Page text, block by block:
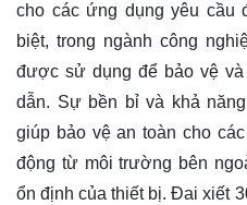
cho các ứng dụng yêu cầu
biệt, trong ngành công
được sử dụng để bảo vệ
dẫn. Sự bền bỉ và khả
giúp bảo vệ an toàn cho
động từ môi trường bên
ổn định của thiết bị. Đai xiết